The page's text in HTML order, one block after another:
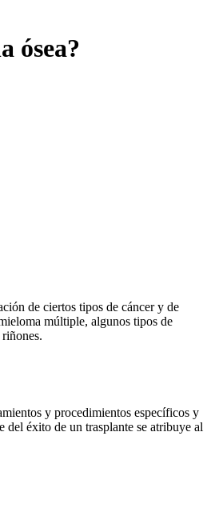
ósea?
de ciertos tipos de cáncer y de
múltiple, algunos tipos de
y procedimientos específicos y
éxito de un trasplante se atribuye al